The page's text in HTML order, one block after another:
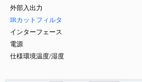
外部入出力
IRカットフィルタ
インターフェース
電源
仕様環境温度/湿度